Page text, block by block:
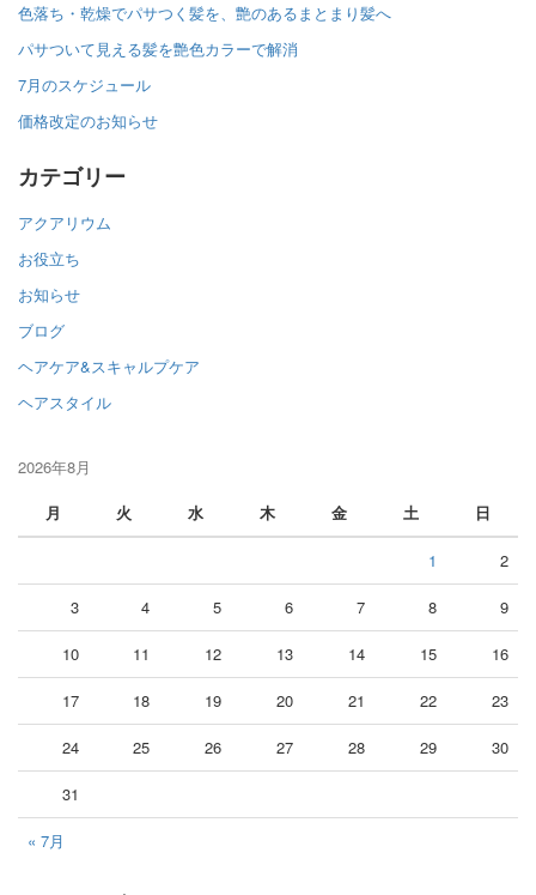
色落ち・乾燥でパサつく髪を、艶のあるまとまり髪へ
パサついて見える髪を艶色カラーで解消
7月のスケジュール
価格改定のお知らせ
カテゴリー
アクアリウム
お役立ち
お知らせ
ブログ
ヘアケア&スキャルプケア
ヘアスタイル
2026年8月
月
火 水 木 金 土 日
« 7月
1 2
3 4 5 6 7 8 9
10 11 12 13 14 15 16
17 18 19 20 21 22 23
24 25 26 27 28 29 30
31